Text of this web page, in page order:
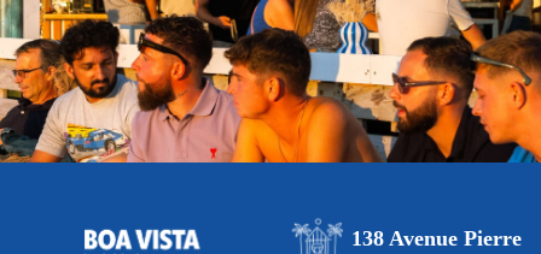
138 Avenue Pierre